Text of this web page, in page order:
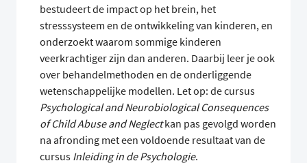
bestudeert de impact op het brein, het
stresssysteem en de ontwikkeling van kinderen, en
onderzoekt waarom sommige kinderen
veerkrachtiger zijn dan anderen. Daarbij leer je ook
over behandelmethoden en de onderliggende
wetenschappelijke modellen. Let op: de cursus
Psychological and Neurobiological Consequences
of Child Abuse and Neglectkan pas gevolgd worden
na afronding met een voldoende resultaat van de
cursus Inleiding in de Psychologie.